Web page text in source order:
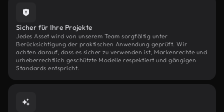
Sicher für Ihre Projekte
Jedes Asset wird von unserem Team sorgfältig unter
Berücksichtigung der praktischen Anwendung geprüft. Wir
achten darauf, dass es sicher zu verwenden ist, Markenrechte und
urheberrechtlich geschützte Modelle respektiert und gängigen
Standards entspricht.